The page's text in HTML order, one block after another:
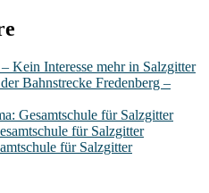
Kein Interesse mehr in Salzgitter
Bahnstrecke Fredenberg –
Gesamtschule für Salzgitter
für Salzgitter
für Salzgitter